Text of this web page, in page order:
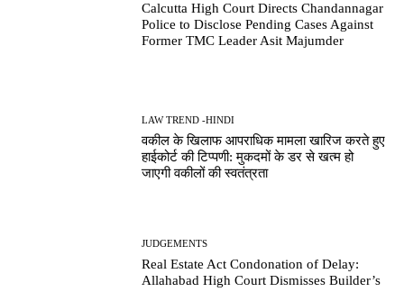
Calcutta High Court Directs Chandannagar
Police to Disclose Pending Cases Against
Former TMC Leader Asit Majumder
LAW TREND -HINDI
वकील के खिलाफ आपराधिक मामला खारिज करते हुए
हाईकोर्ट की टिप्पणी: मुकदमों के डर से खत्म हो
जाएगी वकीलों की स्वतंत्रता
JUDGEMENTS
Real Estate Act Condonation of Delay:
Allahabad High Court Dismisses Builder’s